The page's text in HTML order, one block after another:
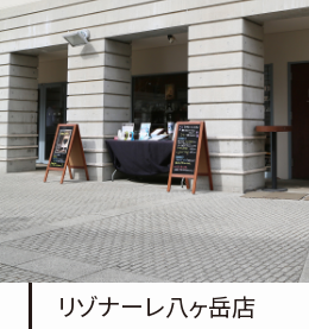
リゾナーレ八ヶ岳店